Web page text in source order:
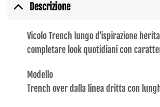
Descrizione
Vicolo Trench lungo d’ispirazione
completare look quotidiani con
Modello
Trench over dalla linea dritta con